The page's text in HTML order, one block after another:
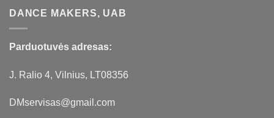
DANCE MAKERS, UAB
Parduotuvės adresas:
J. Ralio 4, Vilnius, LT08356
DMservisas@gmail.com